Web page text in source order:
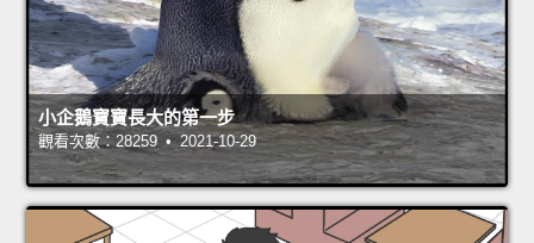
小企鵝寶寶長大的第一步
觀看次數：28259 • 2021-10-29